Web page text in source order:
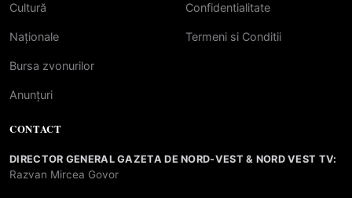
Cultură
Naționale
Bursa zvonurilor
Anunțuri
Confidentialitate
Termeni si Conditii
CONTACT
DIRECTOR GENERAL GAZETA DE NORD-VEST & NORD VEST TV:
Razvan Mircea Govor